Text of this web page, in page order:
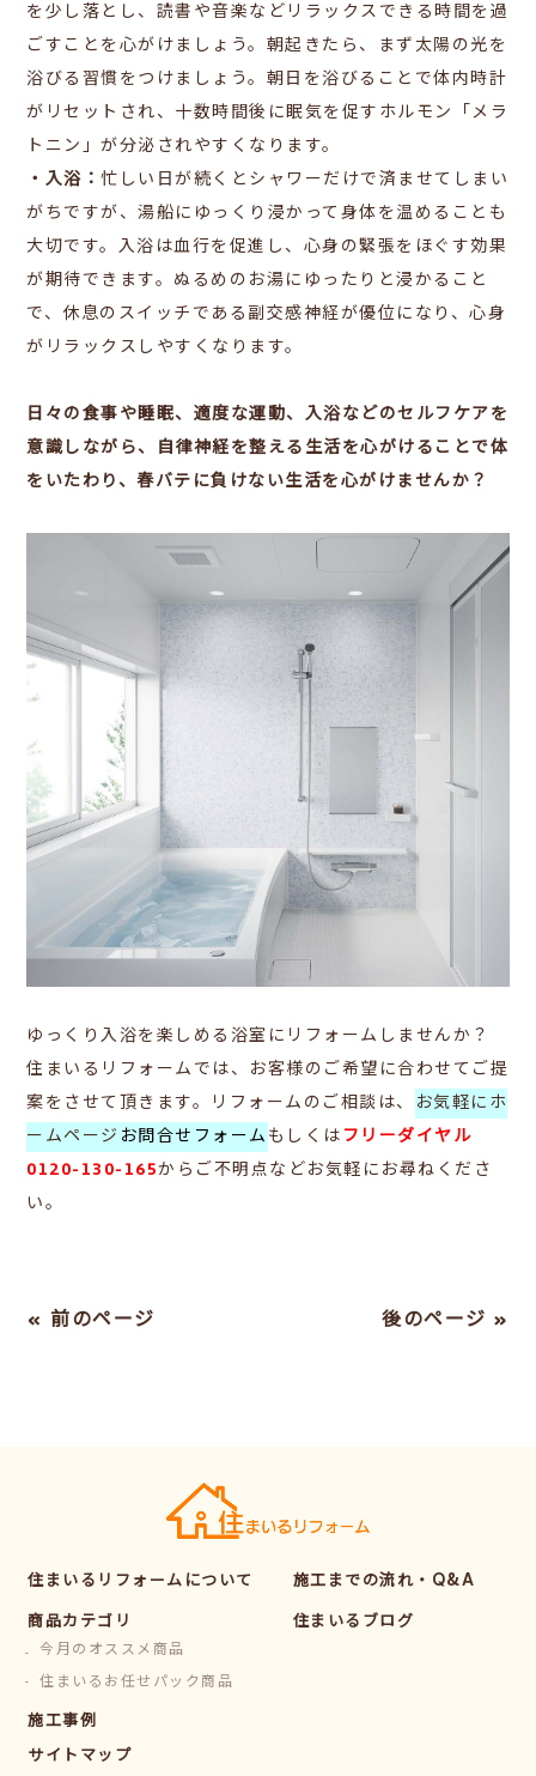
を少し落とし、読書や音楽などリラックスできる時間を過
ごすことを心がけましょう。 朝起きたら、まず太陽の光を
浴びる習慣をつけましょう。朝日を浴びることで体内時計
がリセットされ、十数時間後に眠気を促すホルモン「メラ
トニン」が分泌されやすくなります。
・入浴：忙しい日が続くとシャワーだけで済ませてしまい
がちですが、湯船にゆっくり浸かって身体を温めることも
大切です。入浴は血行を促進し、心身の緊張をほぐす効果
が期待できます。 ぬるめのお湯にゆったりと浸かること
で、休息のスイッチである副交感神経が優位になり、心身
がリラックスしやすくなります。
日々の食事や睡眠、適度な運動、入浴などのセルフケアを
意識しながら、自律神経を整える生活を心がけることで体
をいたわり、春バテに負けない生活を心がけませんか？
ゆっくり入浴を楽しめる浴室にリフォームしませんか？
住まいるリフォームでは、お客様のご希望に合わせてご提
案をさせて頂きます。リフォームのご相談は、 お気軽にホ
ームページ お問合せフォームもしくはフリーダイヤル
0120-130-165からご不明点などお気軽にお尋ねくださ
い。
« 前のページ 後のページ »
住まいるリフォームについて
商品カテゴリ
今月のオススメ商品
住まいるお任せパック商品
施工事例
施工までの流れ・Q&A
住まいるブログ
サイトマップ